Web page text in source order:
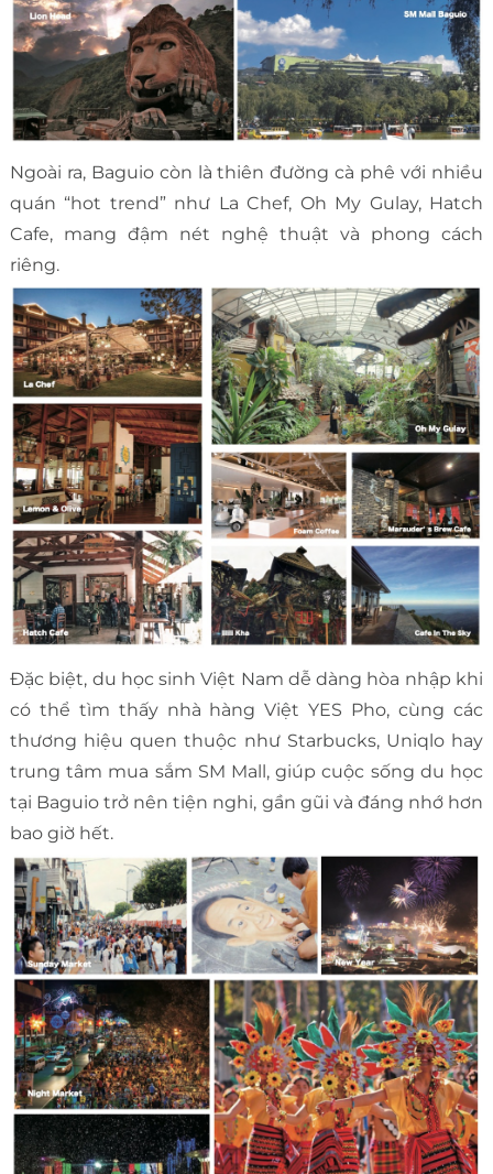
Ngoài ra, Baguio còn là thiên đường cà phê với nhiều
quán “hot trend” như La Chef, Oh My Gulay, Hatch
Cafe, mang đậm nét nghệ thuật và phong cách
riêng.
Đặc biệt, du học sinh Việt Nam dễ dàng hòa nhập khi
có thể tìm thấy nhà hàng Việt YES Pho, cùng các
thương hiệu quen thuộc như Starbucks, Uniqlo hay
trung tâm mua sắm SM Mall, giúp cuộc sống du học
tại Baguio trở nên tiện nghi, gần gũi và đáng nhớ hơn
bao giờ hết.